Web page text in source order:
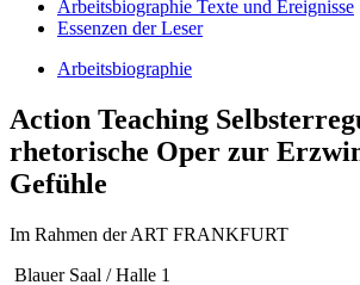
Arbeitsbiographie Texte und Ereignisse
Essenzen der Leser
Arbeitsbiographie
Action Teaching
rhetorische Oper zur
Gefühle
Im Rahmen der ART FRANKFURT
Blauer Saal / Halle 1